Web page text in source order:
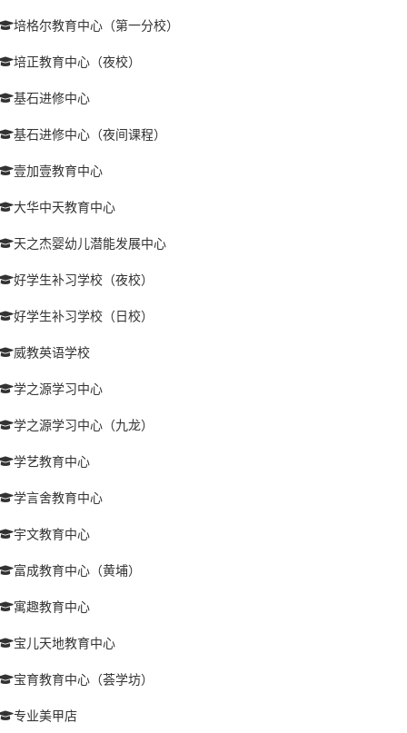
培格尔教育中心（第一分校）
培正教育中心（夜校）
基石进修中心
基石进修中心（夜间课程）
壹加壹教育中心
大华中天教育中心
天之杰婴幼儿潜能发展中心
好学生补习学校（夜校）
好学生补习学校（日校）
威教英语学校
学之源学习中心
学之源学习中心（九龙）
学艺教育中心
学言舍教育中心
宇文教育中心
富成教育中心（黄埔）
寓趣教育中心
宝儿天地教育中心
宝育教育中心（荟学坊）
专业美甲店